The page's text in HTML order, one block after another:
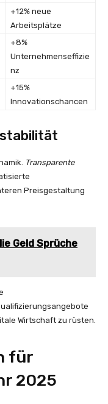
+12% neue
Arbeitsplätze
+8%
Unternehmenseffizie
nz
+15%
Innovationschancen
Transparente
Preisgestaltung
Geld Sprüche
Wirtschaft zu rüsten.
für
2025